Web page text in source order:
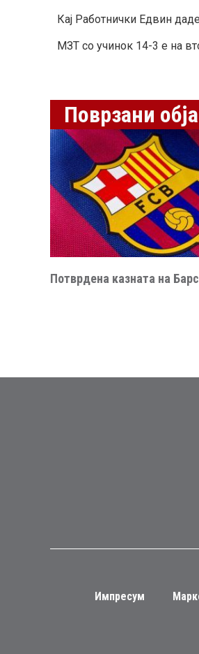
Кај Работнички Едвин
МЗТ со учинок 14-3 е на
Поврзани
Потврдена казната на
Импресум